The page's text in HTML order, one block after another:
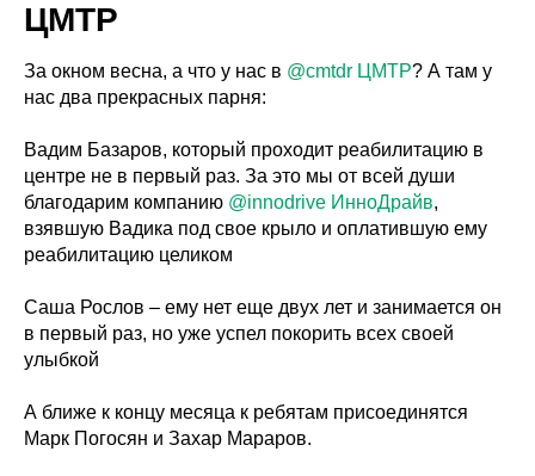
ЦМТР
За окном весна, а что у нас в @cmtdr ЦМТР? А там у
нас два прекрасных парня:
Вадим Базаров, который проходит реабилитацию в
центре не в первый раз. За это мы от всей души
благодарим компанию @innodrive ИнноДрайв,
взявшую Вадика под свое крыло и оплатившую ему
реабилитацию целиком
Саша Рослов – ему нет еще двух лет и занимается он
в первый раз, но уже успел покорить всех своей
улыбкой
А ближе к концу месяца к ребятам присоединятся
Марк Погосян и Захар Мараров.